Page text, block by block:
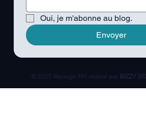
Oui, je m'abonne au blog.
Envoyer
© 2025 Manage RH réalisé par BIZZY